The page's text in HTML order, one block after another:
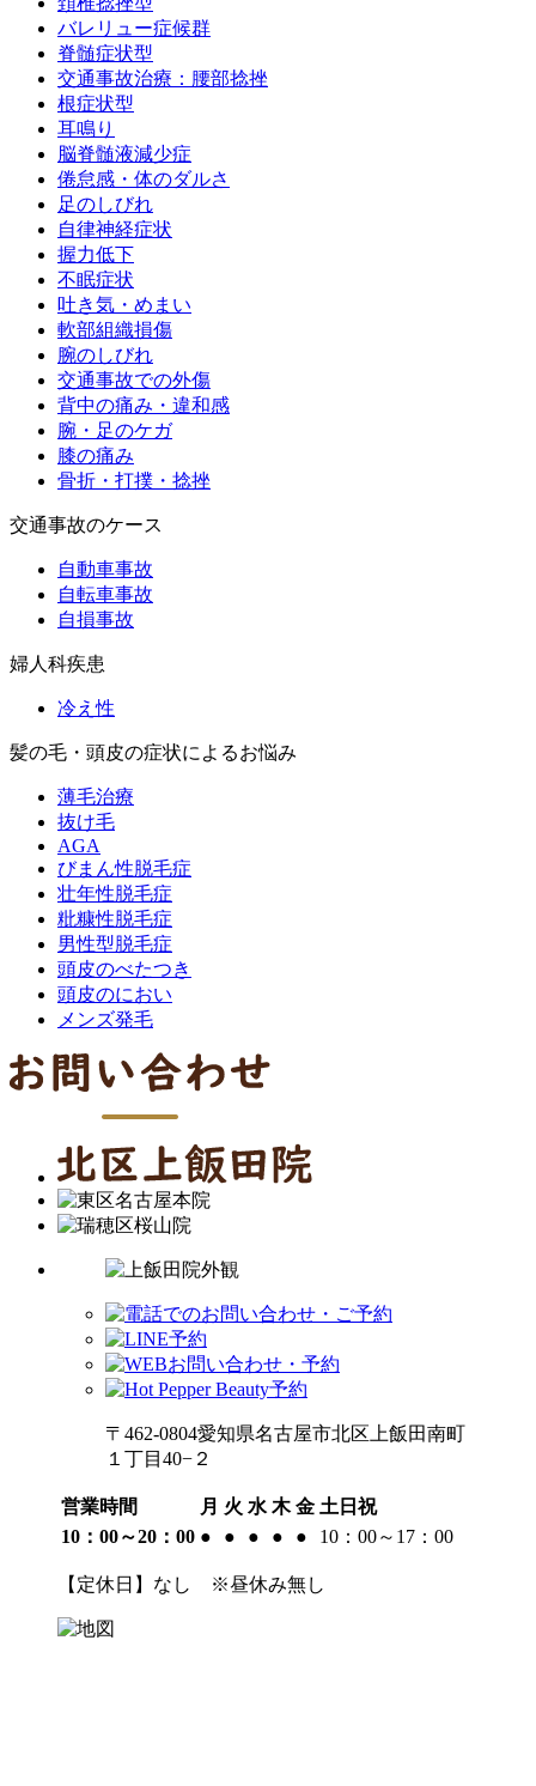
バレリュー症候群
脊髄症状型
交通事故治療：腰部捻挫
根症状型
耳鳴り
脳脊髄液減少症
倦怠感・体のダルさ
足のしびれ
自律神経症状
握力低下
不眠症状
吐き気・めまい
軟部組織損傷
腕のしびれ
交通事故での外傷
背中の痛み・違和感
腕・足のケガ
膝の痛み
骨折・打撲・捻挫
交通事故のケース
自動車事故
自転車事故
自損事故
婦人科疾患
冷え性
髪の毛・頭皮の症状によるお悩み
薄毛治療
抜け毛
AGA
びまん性脱毛症
壮年性脱毛症
粃糠性脱毛症
男性型脱毛症
頭皮のべたつき
頭皮のにおい
メンズ発毛
〒462-0804愛知県名古屋市北区上飯田南町
１丁目40−２
営業時間 月 火 水 木 金 土日祝
10：00～20：00 ● ● ● ● ● 10：00～17：00
【定休日】なし ※昼休み無し